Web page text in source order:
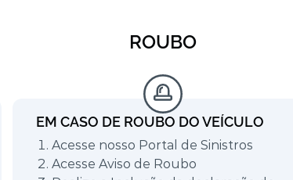
ROUBO
EM CASO DE ROUBO DO VEÍCULO
Acesse nosso Portal de Sinistros
Acesse Aviso de Roubo